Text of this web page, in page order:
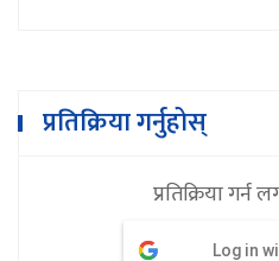
प्रतिक्रिया गर्नुहोस्
प्रतिक्रिया गर्न
Log in